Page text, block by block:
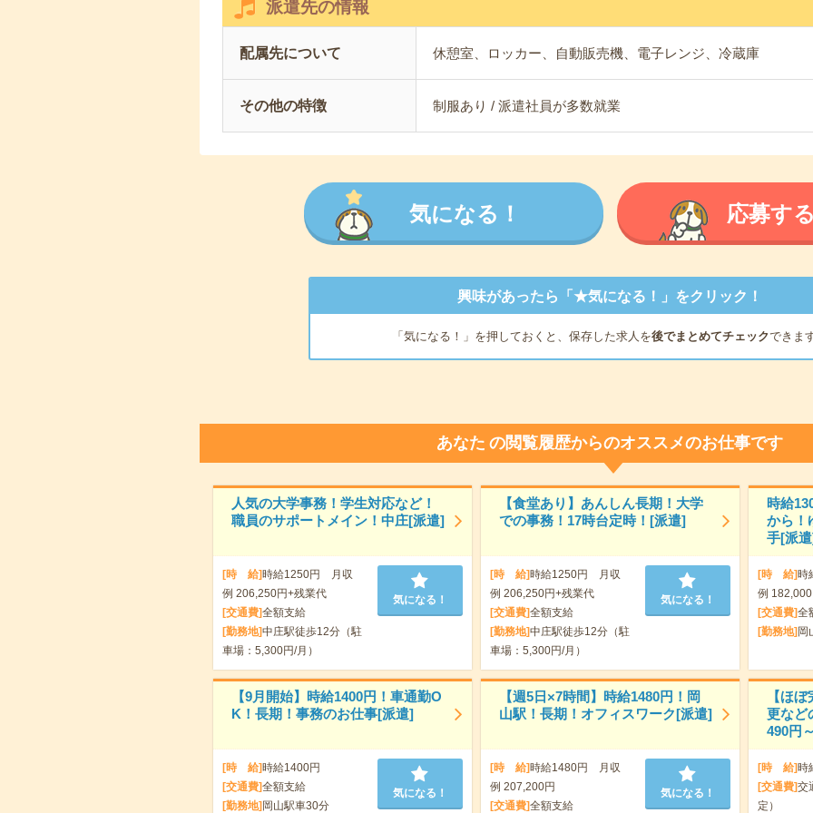
派遣先の情報
配属先について 休憩室、ロッカー、自動販売機、電子レンジ、冷蔵庫
その他の特徴 制服あり / 派遣社員が多数就業
気になる！ 応募す
興味があったら「★気になる！」をクリック！
「気になる！」を押しておくと、保存した求人を後でまとめてチェックできま
あなた の閲覧履歴からのオススメのお仕事です
人気の大学事務！学生対応など！
職員のサポートメイン！中庄[派遣]
[時 給]時給1250円 月収
例 206,250円+残業代
[交通費]全額支給
[勤務地]中庄駅徒歩12分（駐
車場：5,300円/月）
気になる！
【食堂あり】あんしん長期！大学
での事務！17時台定時！[派遣]
[時 給]時給1250円 月収
例 206,250円+残業代
[交通費]全額支給
[勤務地]中庄駅徒歩12分（駐
車場：5,300円/月）
気になる！
時給
から！
手[派
[時 給]時
例
[交通費]全
[勤務地] 岡
【9月開始】時給1400円！車通勤O
K！長期！事務のお仕事[派遣]
[時 給]時給1400円
[交通費]全額支給
[勤務地] 岡山駅車30分
気になる！
【週5日×7時間】時給1480円！岡
山駅！長期！オフィスワーク[派遣]
[時 給]時給1480円 月収
例 207,200円
[交通費]全額支給
気になる！
【ほ
更など
490円
[時 給]時
[交通費]交
定）